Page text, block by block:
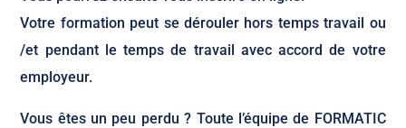
Votre formation peut se dérouler hors temps travail ou
/et pendant le temps de travail avec accord de votre
employeur.
Vous êtes un peu perdu ? Toute l’équipe de FORMATIC